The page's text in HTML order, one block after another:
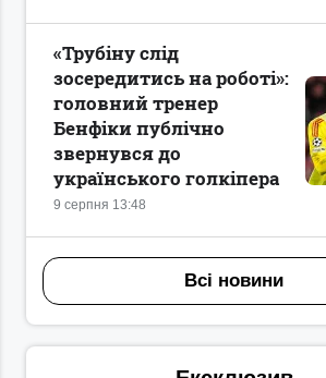
9 серпня 13:48
«Трубіну слід
зосередитись на роботі»:
головний тренер
Бенфіки публічно
звернувся до
українського голкіпера
Всі новини